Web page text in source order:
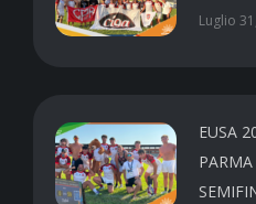
Luglio
EUSA